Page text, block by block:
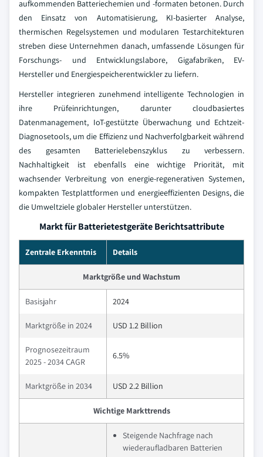
aufkommenden Batteriechemien und -formaten betonen. Durch
den Einsatz von Automatisierung, KI-basierter Analyse,
thermischen Regelsystemen und modularen Testarchitekturen
streben diese Unternehmen danach, umfassende Lösungen für
Forschungs- und Entwicklungslabore, Gigafabriken, EV-
Hersteller und Energiespeicherentwickler zu liefern.
Hersteller integrieren zunehmend intelligente Technologien in
ihre Prüfeinrichtungen, darunter cloudbasiertes
Datenmanagement, IoT-gestützte Überwachung und Echtzeit-
Diagnosetools, um die Effizienz und Nachverfolgbarkeit während
des gesamten Batterielebenszyklus zu verbessern.
Nachhaltigkeit ist ebenfalls eine wichtige Priorität, mit
wachsender Verbreitung von energie-regenerativen Systemen,
kompakten Testplattformen und energieeffizienten Designs, die
die Umweltziele globaler Hersteller unterstützen.
Markt für Batterietestgeräte Berichtsattribute
Zentrale Erkenntnis Details
Marktgröße und Wachstum
Basisjahr 2024
Marktgröße in 2024 USD 1.2 Billion
Prognosezeitraum
2025 - 2034 CAGR
6.5%
Marktgröße in 2034 USD 2.2 Billion
Wichtige Markttrends
Steigende Nachfrage nach
wiederaufladbaren Batterien